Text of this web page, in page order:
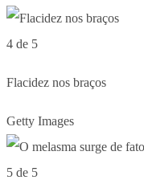
4 de 5
Flacidez nos braços
Getty Images
5 de 5